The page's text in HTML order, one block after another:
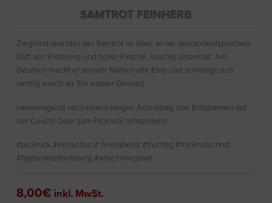
SAMTROT FEINHERB
Ziegelrot leuchtet der Samtrot im Glas, er hat den sortentypischen
Duft von Erdbeere und heller Kirsche, rauchig untermalt. Am
Gaumen macht er seinem Namen alle Ehre und schmiegt sich
samtig weich an. Ein wahrer Genuss!
Hervorragend nach einem langen Arbeitstag zum Entspannen auf
der Couch! Oder zum Picknick mitnehmen!
#picknick #einfachso # feierabend #fruchtig #minimalschnitt
#typischwürttemberg #anschmiegsam
8,00€ inkl. MwSt.